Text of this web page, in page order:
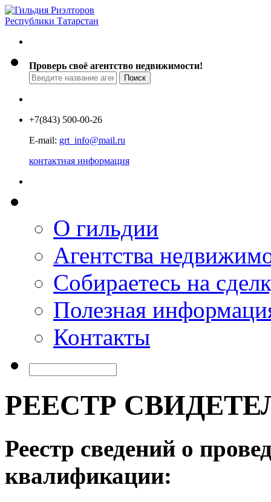
Проверь своё агентство недвижимости!
+7(843) 500-00-26
E-mail: grt_info@mail.ru
контактная информация
О гильдии
Агентства
Собираетесь на
Полезная
Контакты
РЕЕСТР
Реестр сведений о
квалификации: